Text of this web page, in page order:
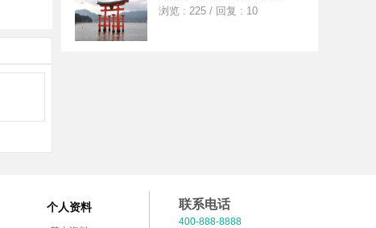
浏览 : 225 / 回复 : 10
个人资料 联系电话
400-888-8888